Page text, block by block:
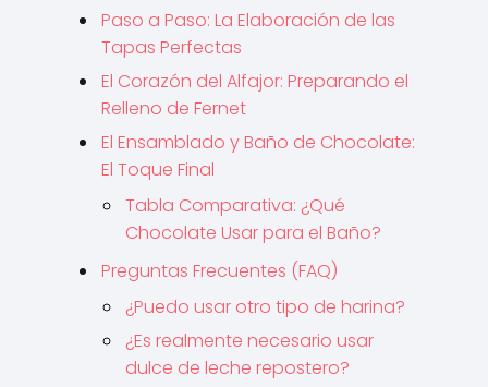
Paso a Paso: La Elaboración de las
Tapas Perfectas
El Corazón del Alfajor: Preparando el
Relleno de Fernet
El Ensamblado y Baño de Chocolate:
El Toque Final
Tabla Comparativa: ¿Qué
Chocolate Usar para el Baño?
Preguntas Frecuentes (FAQ)
¿Puedo usar otro tipo de harina?
¿Es realmente necesario usar
dulce de leche repostero?